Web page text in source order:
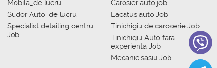
Mobila_de lucru
Sudor Auto_de lucru
Specialist detailing centru
Job
Carosier auto job
Lacatus auto Job
Tinichigiu de caroserie Job
Tinichigiu Auto fara
experienta Job
Mecanic sasiu Job